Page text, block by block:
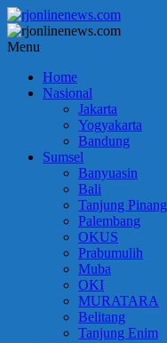
Lompat
ke
konten
rjonlinenews.com
Faktual
Berimbang
Terpercaya
Menu
Home
Nasional
Jakarta
Yogyakarta
Bandung
Sumsel
Banyuasin
Bali
Tanjung Pinang
Palembang
OKUS
Prabumulih
Muba
OKI
MURATARA
Belitang
Tanjung Enim